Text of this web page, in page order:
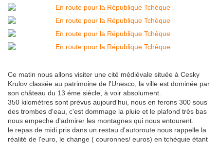
Ce matin nous allons visiter une cité médiévale située à Cesky
Krulov classée au patrimoine de l'Unesco, la ville est dominée par
son château du 13 éme siècle, à voir absolument.
350 kilomètres sont prévus aujourd'hui, nous en ferons 300 sous
des trombes d'eau, c'est dommage la pluie et le plafond très bas
nous empeche d'admirer les montagnes qui nous entourent.
le repas de midi pris dans un restau d'autoroute nous rappelle la
réalité de l'euro, le change ( couronnes/ euros) en tchéquie étant